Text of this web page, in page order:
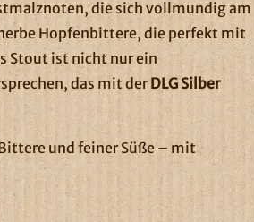
die sich vollmundig am
Hopfenbittere, die perfekt mit
Stout ist nicht nur ein
das mit derDLG Silber
und feiner Süße – mit